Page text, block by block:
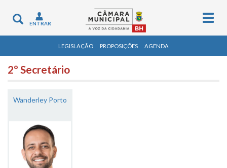
Toggle
navigation
ENTRAR
LEGISLAÇÃO PROPOSIÇÕES AGENDA
2º Secretário
Wanderley Porto